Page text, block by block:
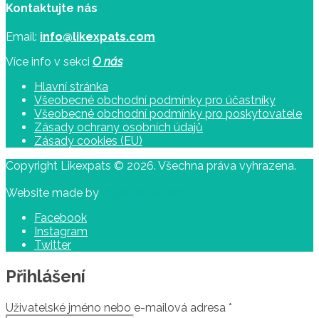
Kontaktujte nás
Email: info@likexpats.com
Více info v sekci O nás
Hlavní stránka
Všeobecné obchodní podmínky pro účastníky
Všeobecné obchodní podmínky pro poskytovatele
Zásady ochrany osobních údajů
Zásady cookies (EU)
Copyright Likexpats © 2026. Všechna práva vyhrazena.
Website made by
Facebook
Instagram
Twitter
Přihlášení
Uživatelské jméno nebo e-mailová adresa *